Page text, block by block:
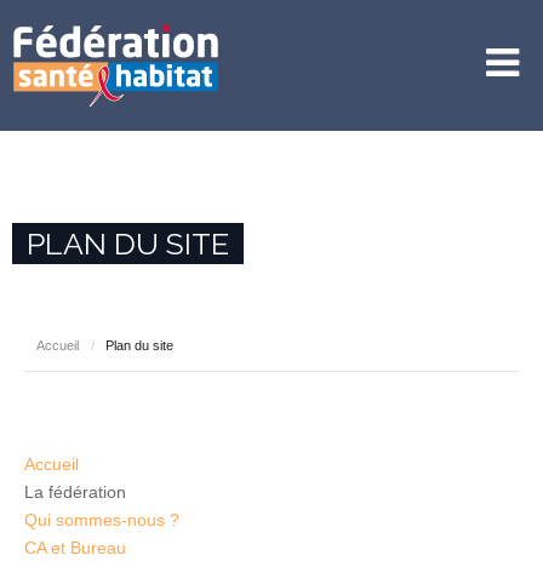
PLAN DU SITE
Accueil / Plan du site
Accueil
La fédération
Qui sommes-nous ?
CA et Bureau